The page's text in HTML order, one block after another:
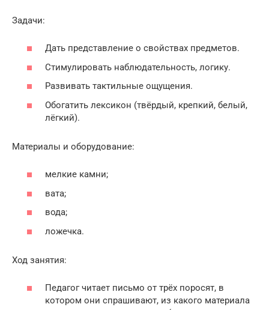
Задачи:
Дать представление о свойствах предметов.
Стимулировать наблюдательность, логику.
Развивать тактильные ощущения.
Обогатить лексикон (твёрдый, крепкий, белый,
лёгкий).
Материалы и оборудование:
мелкие камни;
вата;
вода;
ложечка.
Ход занятия:
Педагог читает письмо от трёх поросят, в
котором они спрашивают, из какого материала